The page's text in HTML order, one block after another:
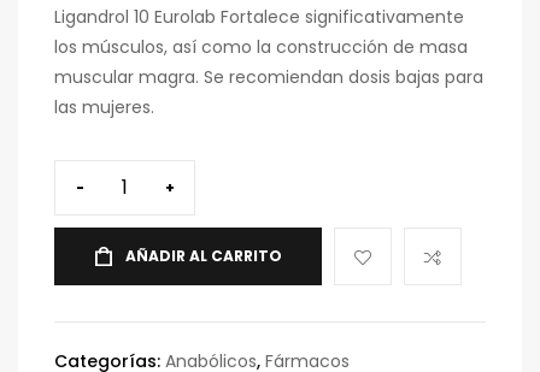
Ligandrol 10 Eurolab Fortalece significativamente
los músculos, así como la construcción de masa
muscular magra. Se recomiendan dosis bajas para
las mujeres.
- +
AÑADIR AL CARRITO
Categorías: Anabólicos, Fármacos